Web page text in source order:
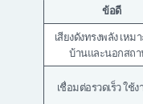
ข้อดี
เสียงดังทรงพลัง เหม
บ้านและนอกสถ
เชื่อมต่อรวดเร็ว ใช้ง